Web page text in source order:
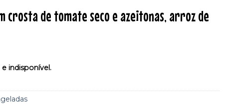
crosta de tomate seco e azeitonas, arroz de
indisponível.